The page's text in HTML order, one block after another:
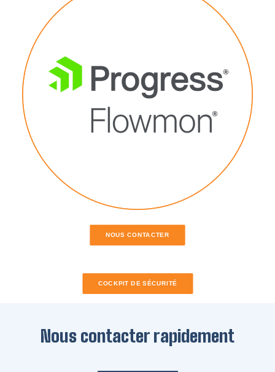
NOUS CONTACTER
COCKPIT DE SÉCURITÉ
Nous contacter rapidement